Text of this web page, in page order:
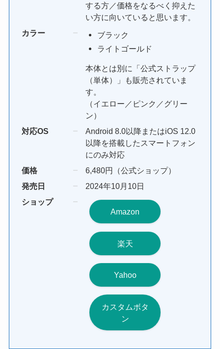
する方／価格をなるべく抑えた
い方に向いていると思います。
カラー
ブラック
ライトゴールド
本体とは別に「公式ストラップ
（単体）」も販売されていま
す。
（イエロー／ピンク／グリー
ン）
対応OS
Android 8.0以降またはiOS 12.0
以降を搭載したスマートフォン
にのみ対応
価格
6,480円（公式ショップ）
発売日
2024年10月10日
ショップ
Amazon
楽天
Yahoo
カスタムボタ
ン